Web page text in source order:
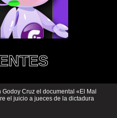
Godoy Cruz el documental «El Mal
el juicio a jueces de la dictadura